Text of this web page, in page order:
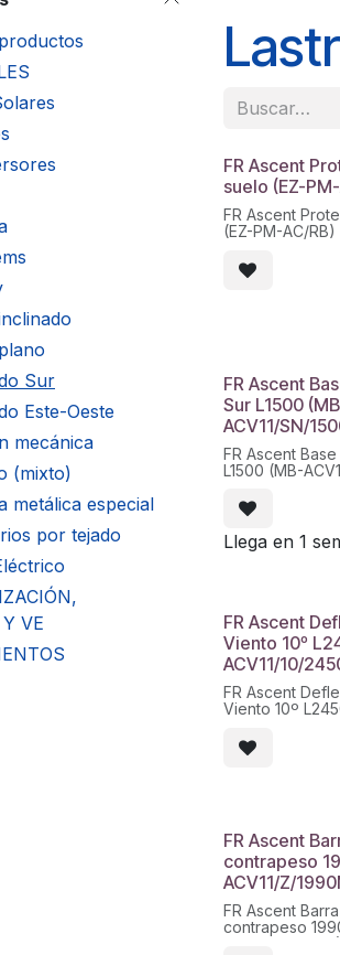
Sur
Este-Oeste
mecánica
(mixto)
metálica especial
por tejado
VE
FR Ascent
suelo (EZ-
FR Ascent
(EZ-PM-AC/RB)
FR Ascent
Sur L1500
ACV11/SN/
FR Ascent
L1500 (MB-
Llega en 1
FR Ascent
Viento 10º
ACV11/10/
FR Ascent
Viento 10º
ACV11/10/
FR Ascent
contrapeso
ACV11/Z/
FR Ascent
contrapeso
ACV11/Z/1990M)